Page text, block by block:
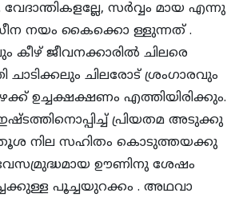
വേദാന്തികളല്ലേ, സര്‍വ്വം മായ എന്നു
നയം കൈക്കൊ ള്ളുന്നത്‌ .
കീഴ്‌ ജീവനക്കാരില്‍ ചിലരെ
ചാടിക്കലും ചിലരോട്‌ ശ്രംഗാരവും
ഉച്ചക്ഷക്ഷണം എത്തിയിരിക്കും.
പ്രിയതമ അടുക്കു
തൂശ നില സഹിതം കൊടുത്തയക്കു
ഊണിനു ശേഷം
പൂച്ചയുറക്കം . അഥവാ